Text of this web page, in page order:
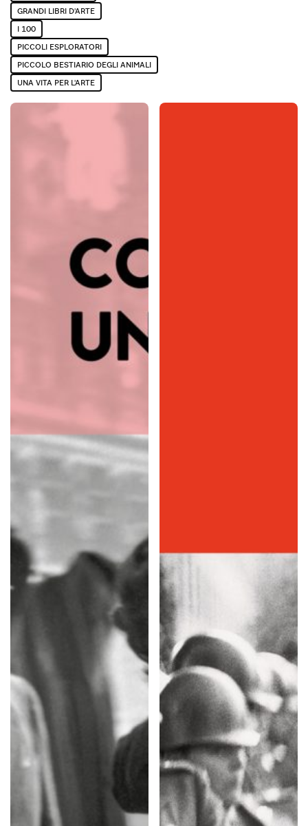
GRANDI LIBRI D'ARTE
I 100
PICCOLI ESPLORATORI
PICCOLO BESTIARIO DEGLI ANIMALI
UNA VITA PER L'ARTE